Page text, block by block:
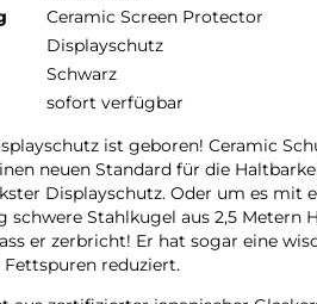
Ceramic Screen Protector
Displayschutz
Schwarz
sofort verfügbar
ist geboren! Ceramic
neuen Standard für die
Displayschutz. Oder um es mit
schwere Stahlkugel aus 2,5 Metern
er zerbricht! Er hat sogar eine
reduziert.